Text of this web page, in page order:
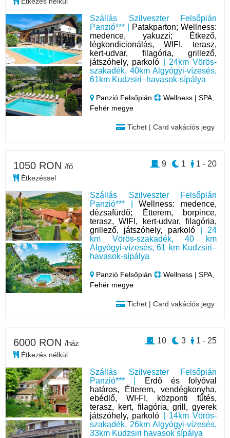
Szállás Szilveszter Felsőpián
Panzió*** |
Patakparton; Wellness:
medence, yakuzzi; Étkező,
légkondicionálás, WIFI, terasz,
kert-udvar, filagória, grillező,
játszóhely, parkoló | 24km Vörös-
szakadék, 40km Algyógyi-vízesés,
61km Kudzsiri–havasok-sípálya
Panzió Felsőpián
Wellness | SPA,
Fehér megye
Tichet | Card vakációs jegy
Szállás Szilveszter Felsőpián
Panzió*** |Wellness: medence,
dézsafürdő; Étterem, borpince,
terasz, WIFI, kert-udvar, filagória,
grillező, játszóhely, parkoló| 24
km Vörös-szakadék, 40 km
Algyógyi-vízesés, 61 km Kudzsiri–
havasok-sípálya
Panzió Felsőpián
Wellness | SPA,
Fehér megye
Tichet | Card vakációs jegy
1050 RON /fő
Étkezéssel
1 - 20
1
9
Szállás Szilveszter Felsőpián
Panzió*** |
Erdő és folyóval
határos, Étterem, vendégkonyha,
ebédlő, WI-FI, központi fűtés,
terasz, kert, filagória, grill, gyerek
játszóhely, parkoló | 14km Vörös-
szakadék, 26km Algyógyi-vízesés,
33km Kudzsiri havasok sípálya
6000 RON /ház
Étkezés nélkül
1 - 25
3
10